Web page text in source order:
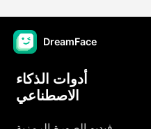
DreamFace
أدوات الذكاء
الاصطناعي